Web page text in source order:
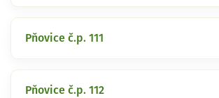
Pňovice č.p. 111
Pňovice č.p. 112